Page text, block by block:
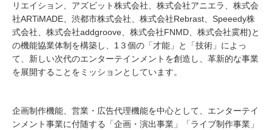
リエイション、アズビット株式会社、株式会社アニエラ、株式会
社ARTiMADE、渋都市株式会社、株式会社Rebrast、Speeedy株
式会社、株式会社addgroove、株式会社FNMD、株式会社霙柑)と
の機能協業体制を構築し、1３個の「才能」と「技術」によっ
て、新しい次代のエンターテインメントを創造し、革新的な事業
を展開することをミッションとしています。
企画制作機能、営業・広告代理機能を中心として、エンターテイ
ンメント事業に付随する「企画・演出事業」「ライブ制作事業」